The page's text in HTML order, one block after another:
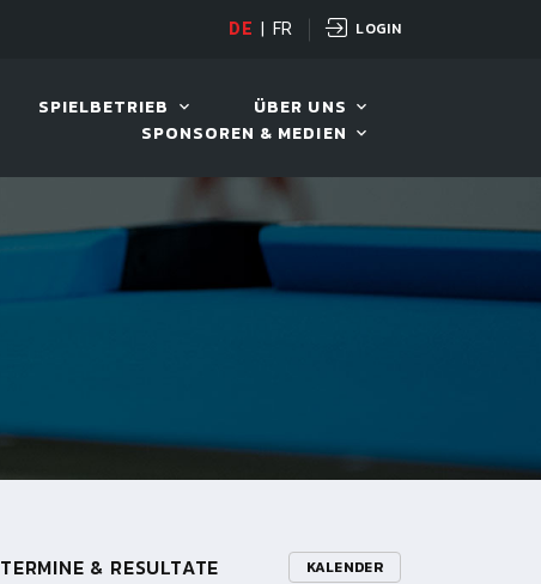
11. AUG. 2026, 19:30
DE FR LOGIN
SPIELBETRIEB
ÜBER UNS
SPONSOREN & MEDIEN
TERMINE & RESULTATE KALENDER